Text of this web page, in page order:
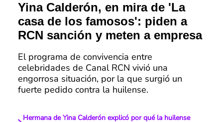
Yina Calderón, en mira de 'La
casa de los famosos': piden a
RCN sanción y meten a empresa
El programa de convivencia entre
celebridades de Canal RCN vivió una
engorrosa situación, por la que surgió un
fuerte pedido contra la huilense.
Hermana de Yina Calderón explicó por qué la huilense